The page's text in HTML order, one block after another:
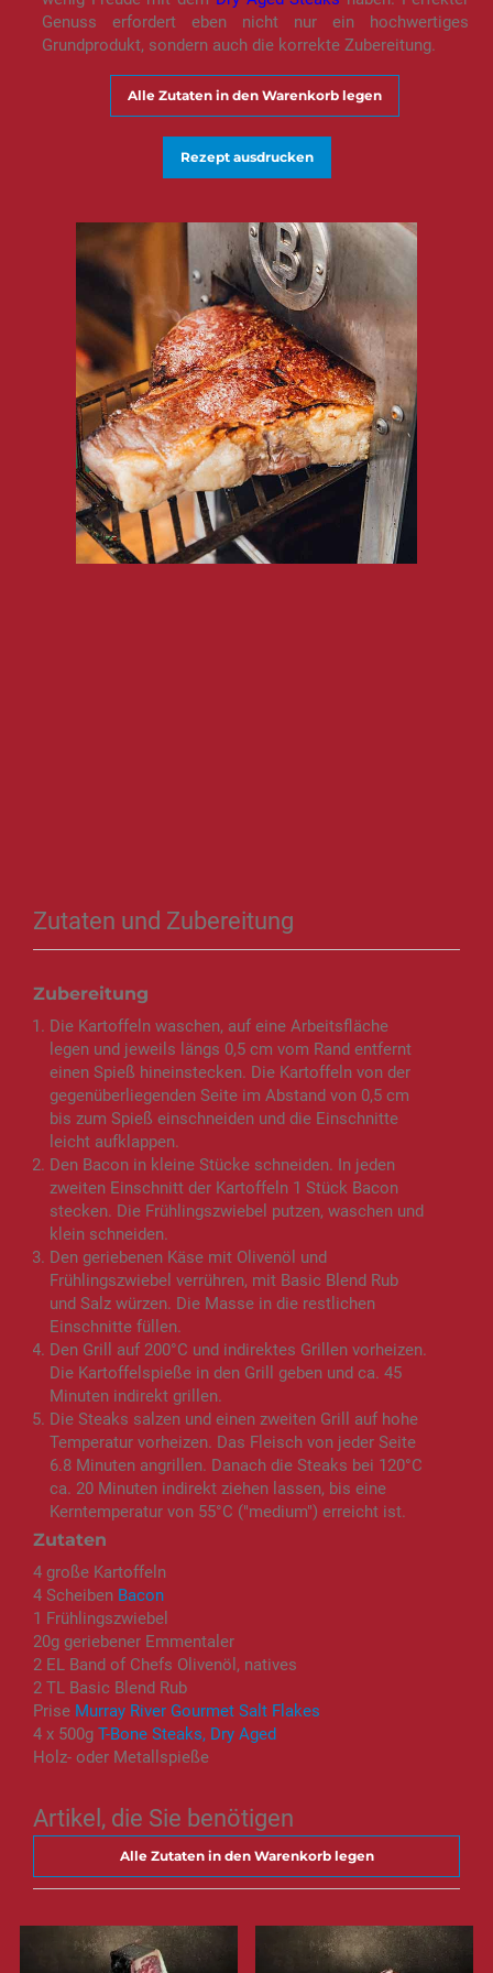
Genuss erfordert eben nicht nur ein hochwertiges
Grundprodukt, sondern auch die korrekte Zubereitung.
Alle Zutaten in den Warenkorb legen
Rezept ausdrucken
Zutaten und Zubereitung
Zutaten
4 große Kartoffeln
4 Scheiben Bacon
1 Frühlingszwiebel
20g geriebener Emmentaler
2 EL Band of Chefs Olivenöl, natives
2 TL Basic Blend Rub
Prise Murray River Gourmet Salt Flakes
4 x 500g T-Bone Steaks, Dry Aged
Holz- oder Metallspieße
Zubereitung
Die Kartoffeln waschen, auf eine Arbeitsfläche
legen und jeweils längs 0,5 cm vom Rand entfernt
einen Spieß hineinstecken. Die Kartoffeln von der
gegenüberliegenden Seite im Abstand von 0,5 cm
bis zum Spieß einschneiden und die Einschnitte
leicht aufklappen.
Den Bacon in kleine Stücke schneiden. In jeden
zweiten Einschnitt der Kartoffeln 1 Stück Bacon
stecken. Die Frühlingszwiebel putzen, waschen und
klein schneiden.
Den geriebenen Käse mit Olivenöl und
Frühlingszwiebel verrühren, mit Basic Blend Rub
und Salz würzen. Die Masse in die restlichen
Einschnitte füllen.
Den Grill auf 200°C und indirektes Grillen vorheizen.
Die Kartoffelspieße in den Grill geben und ca. 45
Minuten indirekt grillen.
Die Steaks salzen und einen zweiten Grill auf hohe
Temperatur vorheizen. Das Fleisch von jeder Seite
6.8 Minuten angrillen. Danach die Steaks bei 120°C
ca. 20 Minuten indirekt ziehen lassen, bis eine
Kerntemperatur von 55°C ("medium") erreicht ist.
Artikel, die Sie benötigen
Alle Zutaten in den Warenkorb legen